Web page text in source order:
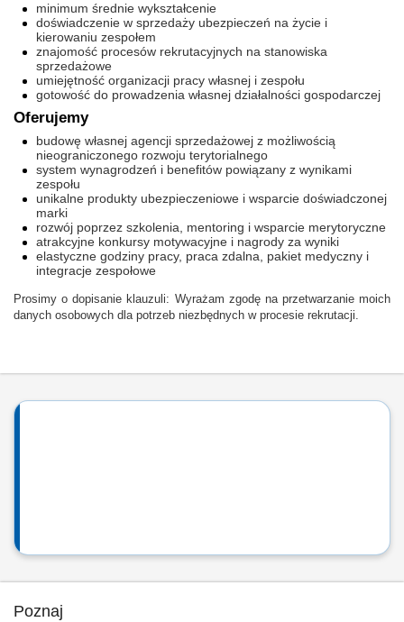
minimum średnie wykształcenie
doświadczenie w sprzedaży ubezpieczeń na życie i
kierowaniu zespołem
znajomość procesów rekrutacyjnych na stanowiska
sprzedażowe
umiejętność organizacji pracy własnej i zespołu
gotowość do prowadzenia własnej działalności gospodarczej
Oferujemy
budowę własnej agencji sprzedażowej z możliwością
nieograniczonego rozwoju terytorialnego
system wynagrodzeń i benefitów powiązany z wynikami
zespołu
unikalne produkty ubezpieczeniowe i wsparcie doświadczonej
marki
rozwój poprzez szkolenia, mentoring i wsparcie merytoryczne
atrakcyjne konkursy motywacyjne i nagrody za wyniki
elastyczne godziny pracy, praca zdalna, pakiet medyczny i
integracje zespołowe
Prosimy o dopisanie klauzuli: Wyrażam zgodę na przetwarzanie moich
danych osobowych dla potrzeb niezbędnych w procesie rekrutacji.
Poznaj